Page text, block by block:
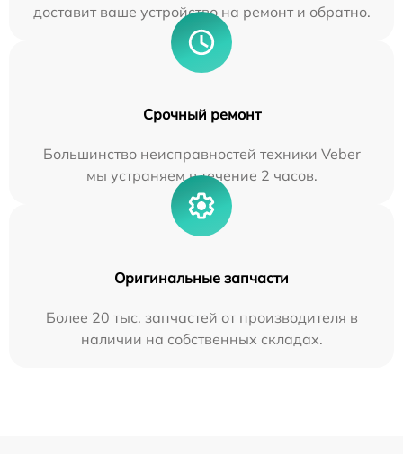
доставит ваше устройство на ремонт и обратно.
Срочный ремонт
Большинство неисправностей техники Veber
мы устраняем в течение 2 часов.
Оригинальные запчасти
Более 20 тыс. запчастей от производителя в
наличии на собственных складах.